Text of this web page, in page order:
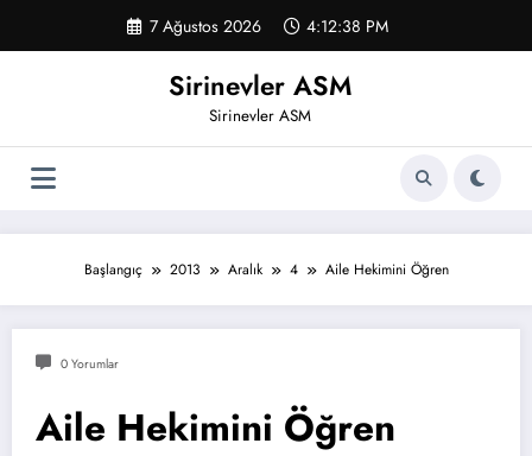
7 Ağustos 2026 4:12:39 PM
Sirinevler ASM
Sirinevler ASM
Başlangıç 2013 Aralık 4 Aile Hekimini Öğren
0 Yorumlar
Aile Hekimini Öğren